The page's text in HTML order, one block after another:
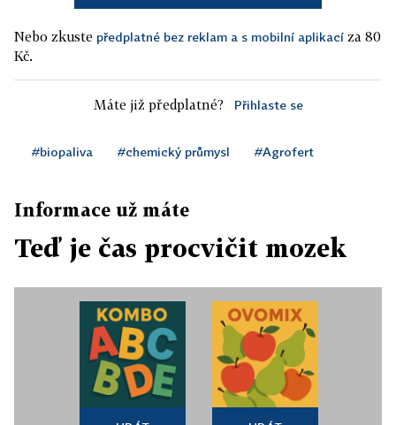
Nebo zkuste předplatné bez reklam a s mobilní aplikací za 80
Kč.
Máte již předplatné? Přihlaste se
#biopaliva #chemický průmysl #Agrofert
Informace už máte
Teď je čas procvičit mozek